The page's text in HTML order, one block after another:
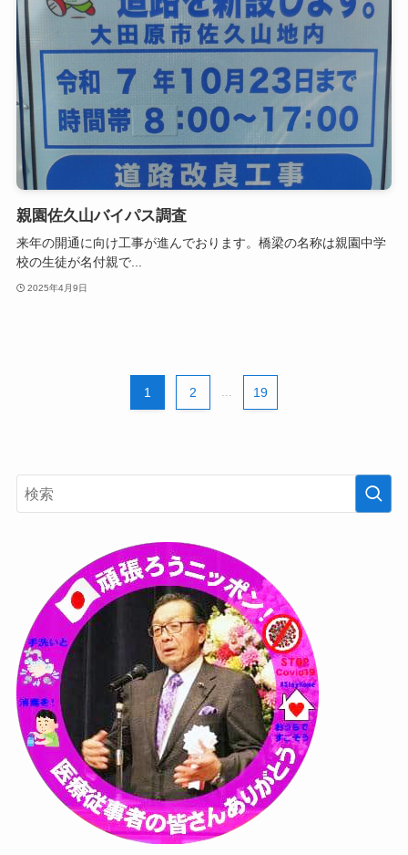
親園佐久山バイパス調査
来年の開通に向け工事が進んでおります。橋梁の名称は親園中学
校の生徒が名付親で...
2025年4月9日
1 2 ... 19